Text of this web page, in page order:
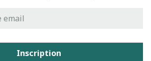
Inscription